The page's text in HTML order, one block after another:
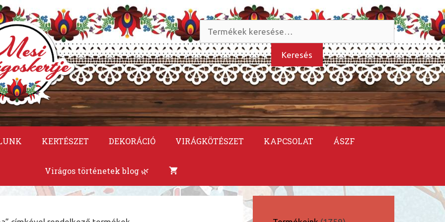
Keresés
a
következőre:
Keresés
KERTÉSZET DEKORÁCIÓ VIRÁGKÖTÉSZET KAPCSOLAT ÁSZF
Virágos történetek blog 🌿